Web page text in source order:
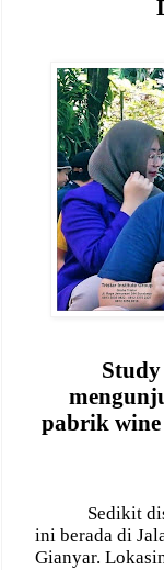
pabrik
Sedikit
ini berada di
Gianyar.